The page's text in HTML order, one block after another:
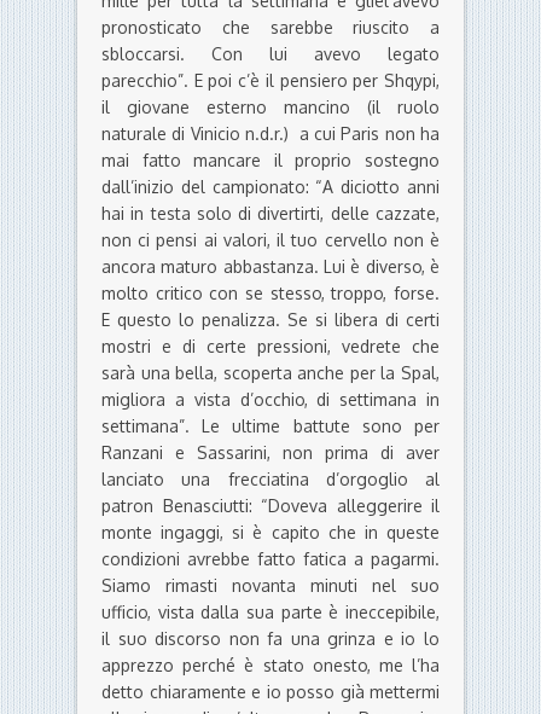
pronosticato che sarebbe riuscito a
sbloccarsi. Con lui avevo legato
parecchio”. E poi c’è il pensiero per Shqypi,
il giovane esterno mancino (il ruolo
naturale di Vinicio n.d.r.) a cui Paris non ha
mai fatto mancare il proprio sostegno
dall’inizio del campionato: “A diciotto anni
hai in testa solo di divertirti, delle cazzate,
non ci pensi ai valori, il tuo cervello non è
ancora maturo abbastanza. Lui è diverso, è
molto critico con se stesso, troppo, forse.
E questo lo penalizza. Se si libera di certi
mostri e di certe pressioni, vedrete che
sarà una bella, scoperta anche per la Spal,
migliora a vista d’occhio, di settimana in
settimana”. Le ultime battute sono per
Ranzani e Sassarini, non prima di aver
lanciato una frecciatina d’orgoglio al
patron Benasciutti: “Doveva alleggerire il
monte ingaggi, si è capito che in queste
condizioni avrebbe fatto fatica a pagarmi.
Siamo rimasti novanta minuti nel suo
ufficio, vista dalla sua parte è ineccepibile,
il suo discorso non fa una grinza e io lo
apprezzo perché è stato onesto, me l’ha
detto chiaramente e io posso già mettermi